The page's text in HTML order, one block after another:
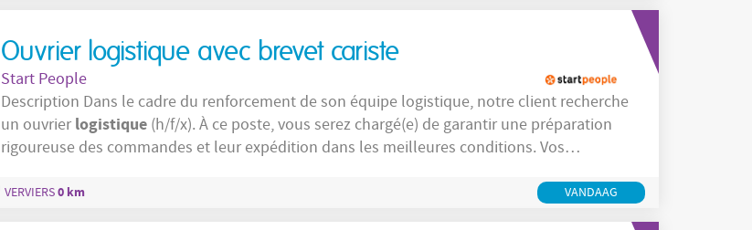
Ouvrier logistique avec brevet cariste
Start People
Description Dans le cadre du renforcement de son équipe logistique, notre client recherche
un ouvrier logistique(h/f/x). À ce poste, vous serez chargé(e) de garantir une préparation
rigoureuse des commandes et leur expédition dans les meilleures conditions. Vos
respectant les bons de préparation.
VERVIERS0 km VANDAAG